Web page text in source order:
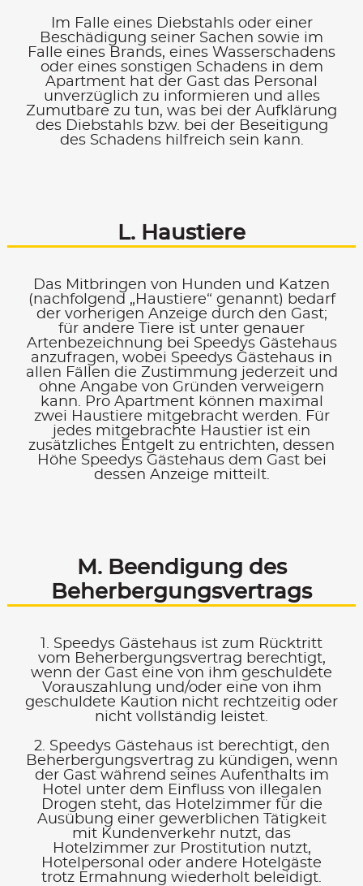
Im Falle eines Diebstahls oder einer
Beschädigung seiner Sachen sowie im
Falle eines Brands, eines Wasserschadens
oder eines sonstigen Schadens in dem
Apartment hat der Gast das Personal
unverzüglich zu informieren und alles
Zumutbare zu tun, was bei der Aufklärung
des Diebstahls bzw. bei der Beseitigung
des Schadens hilfreich sein kann.
L. Haustiere
Das Mitbringen von Hunden und Katzen
(nachfolgend „Haustiere“ genannt) bedarf
der vorherigen Anzeige durch den Gast;
für andere Tiere ist unter genauer
Artenbezeichnung bei Speedys Gästehaus
anzufragen, wobei Speedys Gästehaus in
allen Fällen die Zustimmung jederzeit und
ohne Angabe von Gründen verweigern
kann. Pro Apartment können maximal
zwei Haustiere mitgebracht werden. Für
jedes mitgebrachte Haustier ist ein
zusätzliches Entgelt zu entrichten, dessen
Höhe Speedys Gästehaus dem Gast bei
dessen Anzeige mitteilt.
M. Beendigung des
Beherbergungs­vertrags
1. Speedys Gästehaus ist zum Rücktritt
vom Beherbergungsvertrag berechtigt,
wenn der Gast eine von ihm geschuldete
Vorauszahlung und/oder eine von ihm
geschuldete Kaution nicht rechtzeitig oder
nicht vollständig leistet.
2. Speedys Gästehaus ist berechtigt, den
Beherbergungsvertrag zu kündigen, wenn
der Gast während seines Aufenthalts im
Hotel unter dem Einfluss von illegalen
Drogen steht, das Hotelzimmer für die
Ausübung einer gewerblichen Tätigkeit
mit Kundenverkehr nutzt, das
Hotelzimmer zur Prostitution nutzt,
Hotelpersonal oder andere Hotelgäste
trotz Ermahnung wiederholt beleidigt.